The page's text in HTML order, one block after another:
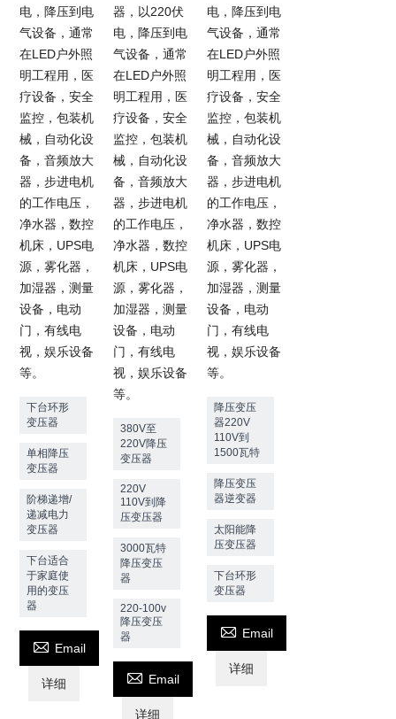
电，降压到电
气设备，通常
在LED户外照
明工程用，医
疗设备，安全
监控，包装机
械，自动化设
备，音频放大
器，步进电机
的工作电压，
净水器，数控
机床，UPS电
源，雾化器，
加湿器，测量
设备，电动
门，有线电
视，娱乐设备
等。
下台环形
变压器
单相降压
变压器
阶梯递增/
递减电力
变压器
下台适合
于家庭使
用的变压
器
 Email
详细
器，以220伏
电，降压到电
气设备，通常
在LED户外照
明工程用，医
疗设备，安全
监控，包装机
械，自动化设
备，音频放大
器，步进电机
的工作电压，
净水器，数控
机床，UPS电
源，雾化器，
加湿器，测量
设备，电动
门，有线电
视，娱乐设备
等。
380V至
220V降压
变压器
220V
110V到降
压变压器
3000瓦特
降压变压
器
220-100v
降压变压
器
 Email
详细
电，降压到电
气设备，通常
在LED户外照
明工程用，医
疗设备，安全
监控，包装机
械，自动化设
备，音频放大
器，步进电机
的工作电压，
净水器，数控
机床，UPS电
源，雾化器，
加湿器，测量
设备，电动
门，有线电
视，娱乐设备
等。
降压变压
器220V
110V到
1500瓦特
降压变压
器逆变器
太阳能降
压变压器
下台环形
变压器
 Email
详细